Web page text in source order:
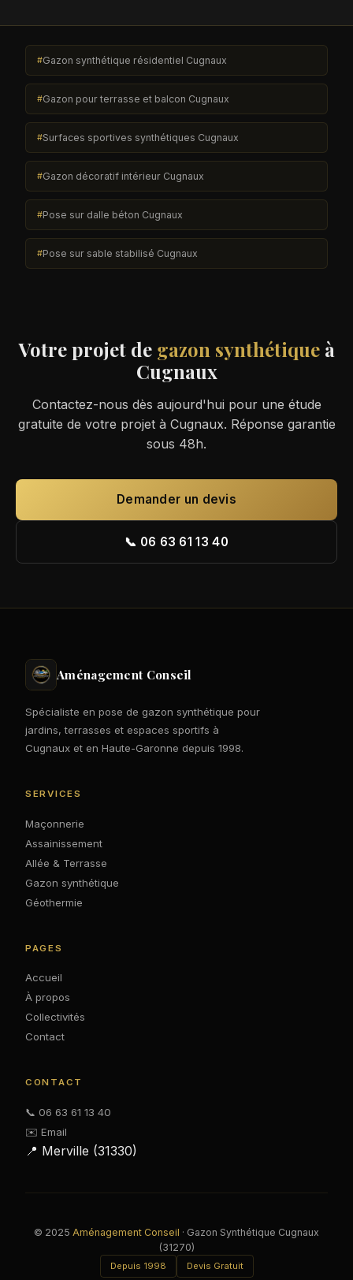
Gazon synthétique résidentiel Cugnaux
Gazon pour terrasse et balcon Cugnaux
Surfaces sportives synthétiques Cugnaux
Gazon décoratif intérieur Cugnaux
Pose sur dalle béton Cugnaux
Pose sur sable stabilisé Cugnaux
Votre projet de gazon synthétiqueà
Cugnaux
Contactez-nous dès aujourd'hui pour une étude
gratuite de votre projet à Cugnaux. Réponse garantie
sous 48h.
Demander un devis
📞 06 63 61 13 40
Aménagement Conseil
Spécialiste en pose de gazon synthétique pour
jardins, terrasses et espaces sportifs à
Cugnaux et en Haute-Garonne depuis 1998.
SERVICES
Maçonnerie
Assainissement
Allée & Terrasse
Gazon synthétique
Géothermie
PAGES
Accueil
À propos
Collectivités
Contact
CONTACT
📞 06 63 61 13 40
✉️ Email
📍 Merville (31330)
© 2025 Aménagement Conseil · Gazon Synthétique Cugnaux
(31270)
Depuis 1998 Devis Gratuit